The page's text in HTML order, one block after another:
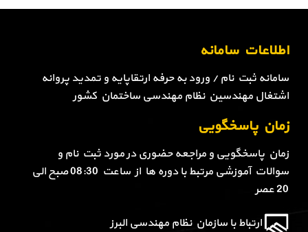
اطلاعات سامانه
سامانه ثبت نام / ورود به حرفه ارتقاپایه و تمدید پروانه
اشتغال مهندسین نظام مهندسی ساختمان کشور
زمان پاسخگویی
زمان پاسخگویی و مراجعه حضوری در مورد ثبت نام و
سوالات آموزشی مرتبط با دوره ها از ساعت 08:30 صبح الی
20 عصر
ارتباط با سازمان نظام مهندسی البرز